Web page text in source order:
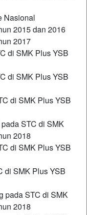
Nasional
2015 dan 2016
2017
di SMK Plus YSB
di SMK Plus YSB
di SMK Plus YSB
STC di SMK
2018
di SMK Plus YSB
di SMK Plus YSB
pada STC di SMK
2018